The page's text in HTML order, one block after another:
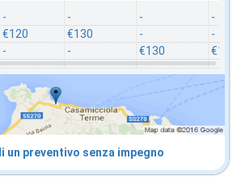
-
€120
-
-
€130
-
-
-
€130
-
-
€107
un preventivo senza impegno